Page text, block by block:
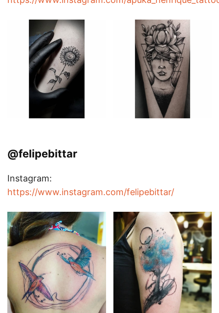
@felipebittar
Instagram:
https://www.instagram.com/felipebittar/